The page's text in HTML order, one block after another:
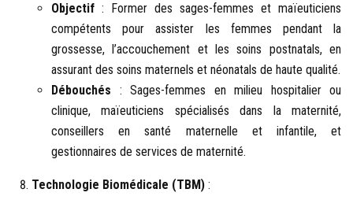
Objectif : Former des sages-femmes et maïeuticiens
compétents pour assister les femmes pendant la
grossesse, l’accouchement et les soins postnatals, en
assurant des soins maternels et néonatals de haute qualité.
Débouchés : Sages-femmes en milieu hospitalier ou
clinique, maïeuticiens spécialisés dans la maternité,
conseillers en santé maternelle et infantile, et
gestionnaires de services de maternité.
Technologie Biomédicale (TBM) :